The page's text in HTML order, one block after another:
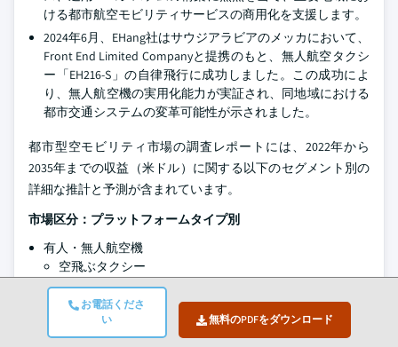
お電話くださ
い
無料のPDFをダウンロード
ける都市航空モビリティサービスの商用化を支援します。
2024年6月、EHang社はサウジアラビアのメッカにおいて、
Front End Limited Companyと提携のもと、無人航空タクシ
ー「EH216-S」の自律飛行に成功しました。この成功によ
り、無人航空機の実用化能力が実証され、同地域における
都市交通システムの変革可能性が示されました。
都市型空モビリティ市場の調査レポートには、2022年から
2035年までの収益（米ドル）に関する以下のセグメント別の
詳細な推計と予測が含まれています。
市場区分：プラットフォームタイプ別
有人・無人航空機
空飛ぶタクシー
空飛ぶシャトル
個人用航空機
貨物輸送用航空機